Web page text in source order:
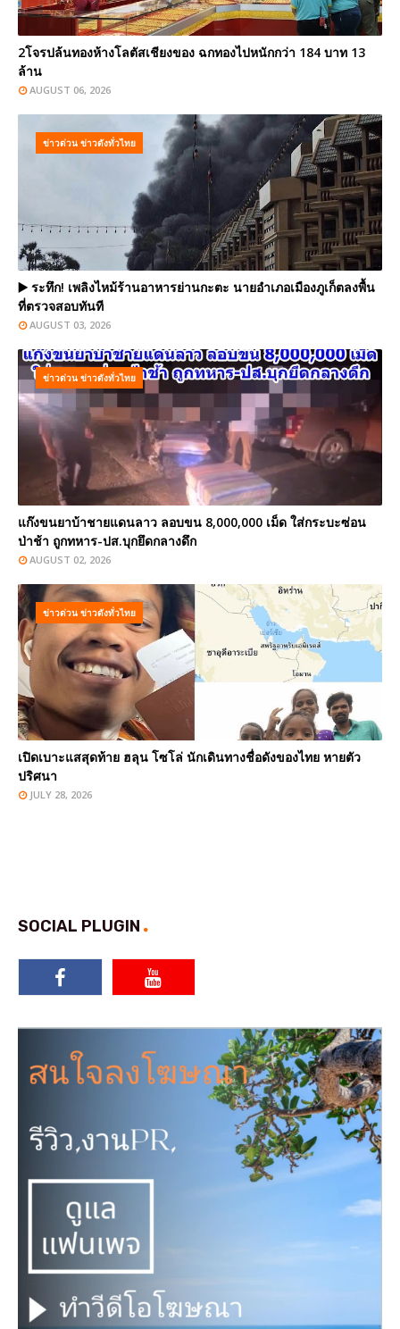
2โจรปล้นทองห้างโลตัสเชียงของ ฉกทองไปหนักกว่า 184 บาท 13
ล้าน
AUGUST 06, 2026
ข่าวด่วน ข่าวดังทั่วไทย
▶️ ระทึก! เพลิงไหม้ร้านอาหารย่านกะตะ นายอำเภอเมืองภูเก็ตลงพื้น
ที่ตรวจสอบทันที
AUGUST 03, 2026
ข่าวด่วน ข่าวดังทั่วไทย
แก๊งขนยาบ้าชายแดนลาว ลอบขน 8,000,000 เม็ด ใส่กระบะซ่อน
ป่าช้า ถูกทหาร-ปส.บุกยึดกลางดึก
AUGUST 02, 2026
ข่าวด่วน ข่าวดังทั่วไทย
เปิดเบาะแสสุดท้าย ฮลุน โซโล่ นักเดินทางชื่อดังของไทย หายตัว
ปริศนา
JULY 28, 2026
SOCIAL PLUGIN